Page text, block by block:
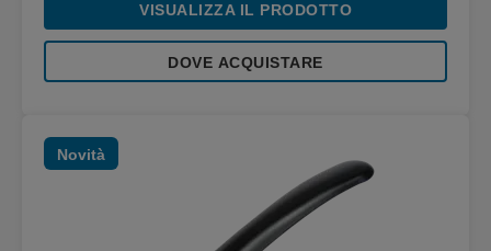
VISUALIZZA IL PRODOTTO
DOVE ACQUISTARE
Novità